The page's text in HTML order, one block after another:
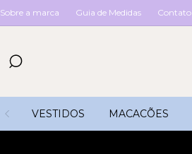
Sobre a marca Guia de Medidas Contato
VESTIDOS MACACÕES